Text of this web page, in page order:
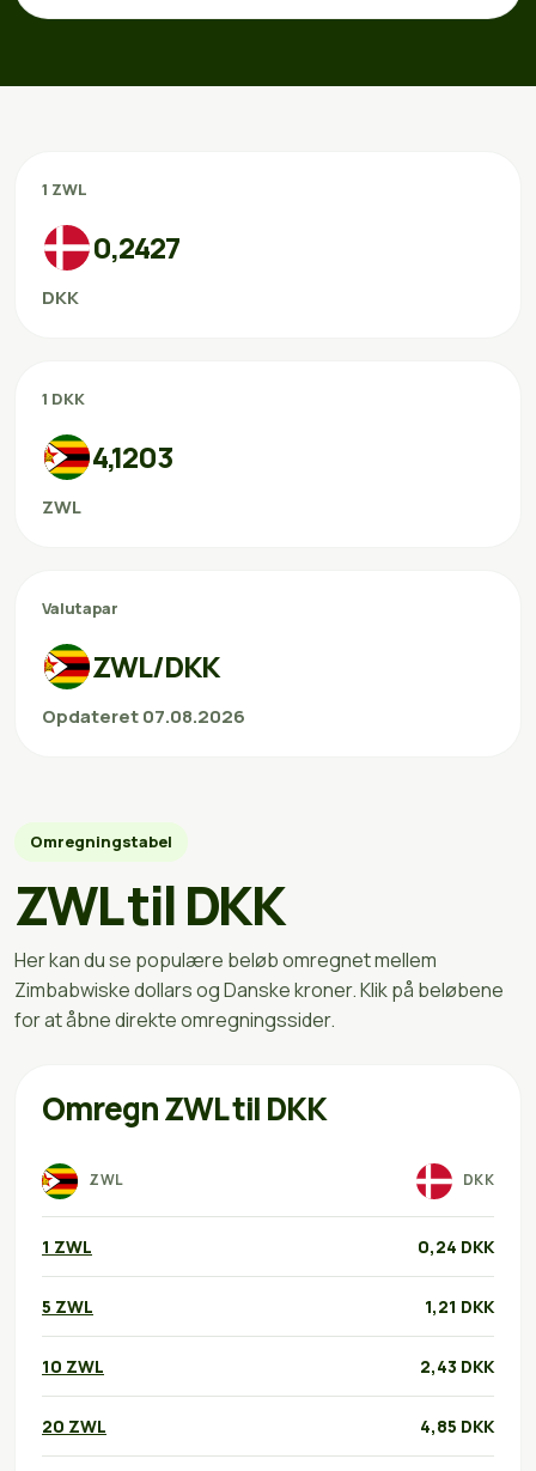
1 ZWL
0,2427
DKK
1 DKK
4,1203
ZWL
Valutapar
ZWL/DKK
Opdateret 07.08.2026
Omregningstabel
ZWL til DKK
Her kan du se populære beløb omregnet mellem
Zimbabwiske dollars og Danske kroner. Klik på beløbene
for at åbne direkte omregningssider.
Omregn ZWL til DKK
ZWL DKK
1 ZWL 0,24 DKK
5 ZWL 1,21 DKK
10 ZWL 2,43 DKK
20 ZWL 4,85 DKK